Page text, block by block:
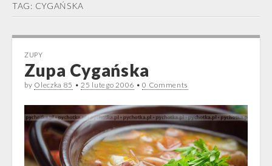
TAG: CYGAŃSKA
ZUPY
Zupa Cygańska
by Oleczka 85 •25 lutego 2006 •0 Comments